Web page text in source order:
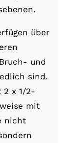
über
und
sind.
2 x 1/2-
mit
nicht